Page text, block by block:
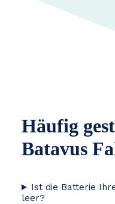
Häufig
Batavus
Ist die Batterie
leer?